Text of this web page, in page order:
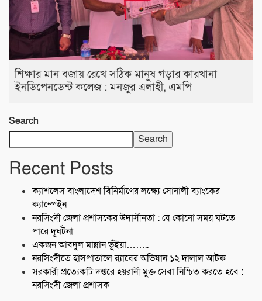
শিক্ষার মান বজায় রেখে সঠিক মানুষ গড়ার কারখানা
ইনডিপেনডেন্ট কলেজ : মনজুর এলাহী, এমপি
Search
Search
Recent Posts
ক্যাশলেস বাংলাদেশ বিনির্মাণের লক্ষ্যে সোনালী ব্যাংকের
ক্যাম্পেইন
নরসিংদী জেলা প্রশাসকের উদাসীনতা : যে কোনো সময় ঘটতে
পারে দূর্ঘটনা
একজন আবদুল মান্নান ভূঁইয়া……..
নরসিংদীতে হাসপাতালে র‍্যাবের অভিযান ১২ দালাল আটক
সরকারী প্রত্যেকটি দপ্তরে হয়রানী মুক্ত সেবা নিশ্চিত করতে হবে :
নরসিংদী জেলা প্রশাসক